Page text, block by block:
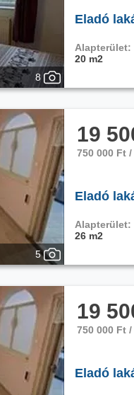
8
Eladó
Alapterület:
20 m2
5
19
750 000 Ft /
Eladó
Alapterület:
26 m2
19
750 000 Ft /
Eladó